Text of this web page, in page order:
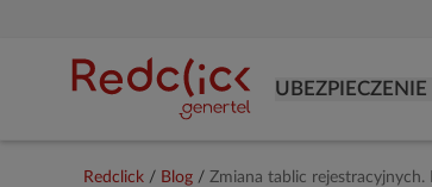
UBEZPIECZENIE
Redclick / Blog / Zmiana tablic rejestracyjnych.